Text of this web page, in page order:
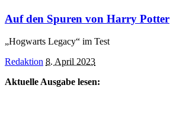
Auf den Spuren von Harry Potter
„Hogwarts Legacy“ im Test
Posted
Redaktion 8. April 2023
Aktuelle Ausgabe lesen: